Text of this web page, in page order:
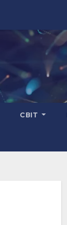
СВІТ